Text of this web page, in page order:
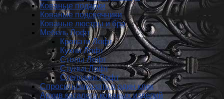
Кованые подарки
Кованые подсвечники
Кованые люстры и бра
Мебель Лофт
Кровати Лофт
Кухни Лофт
Столы Лофт
Стулья Лофт
Стеллажи Лофт
Спросить/заказать в один клик
Архив каталога кованых изделий